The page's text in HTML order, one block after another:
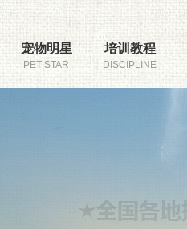
宠物明星
PET STAR
培训教程
DISCIPLINE